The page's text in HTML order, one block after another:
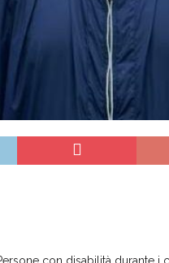
con disabilità durante i